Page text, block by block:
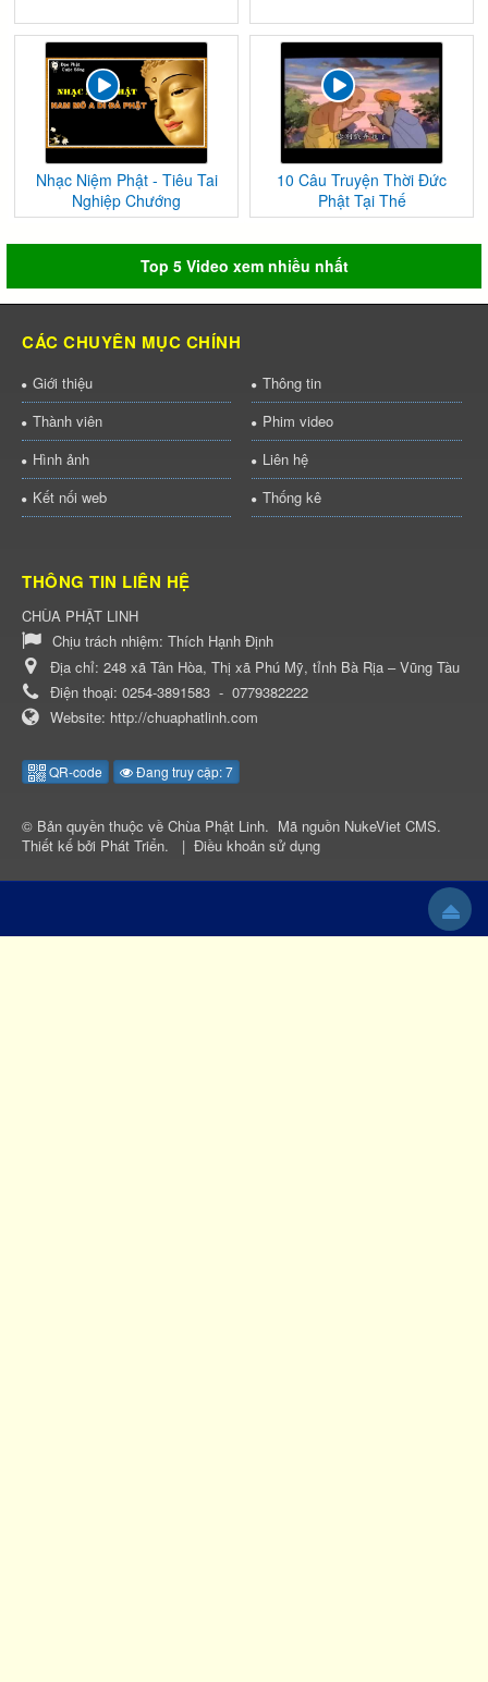
Nhạc Niệm Phật - Tiêu Tai
Nghiệp Chướng
10 Câu Truyện Thời Đức
Phật Tại Thế
Top 5 Video xem nhiều nhất
CÁC CHUYÊN MỤC CHÍNH
Giới thiệu
Thông tin
Thành viên
Phim video
Hình ảnh
Liên hệ
Kết nối web
Thống kê
THÔNG TIN LIÊN HỆ
CHÙA PHẬT LINH
Chịu trách nhiệm: Thích Hạnh Định
Địa chỉ: 248 xã Tân Hòa, Thị xã Phú Mỹ, tỉnh Bà Rịa – Vũng Tàu
Điện thoại: 0254-3891583 - 0779382222
Website: http://chuaphatlinh.com
QR-code Đang truy cập: 7
© Bản quyền thuộc về Chùa Phật Linh. Mã nguồn NukeViet CMS.
Thiết kế bởi Phát Triển. | Điều khoản sử dụng